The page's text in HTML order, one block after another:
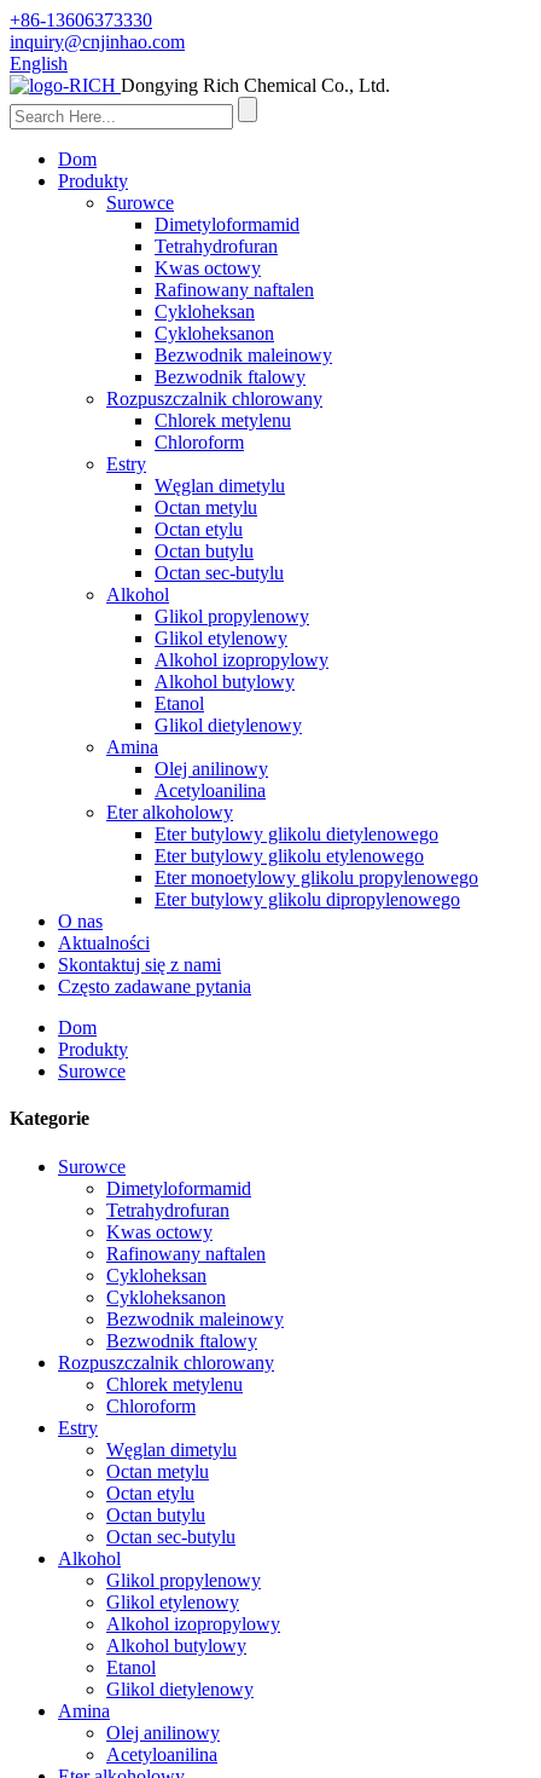
+86-13606373330
inquiry@cnjinhao.com
English
Dongying Rich Chemical Co., Ltd.
Dom
Produkty
Surowce
Dimetyloformamid
Tetrahydrofuran
Kwas octowy
Rafinowany naftalen
Cykloheksan
Cykloheksanon
Bezwodnik maleinowy
Bezwodnik ftalowy
Rozpuszczalnik chlorowany
Chlorek metylenu
Chloroform
Estry
Węglan dimetylu
Octan metylu
Octan etylu
Octan butylu
Octan sec-butylu
Alkohol
Glikol propylenowy
Glikol etylenowy
Alkohol izopropylowy
Alkohol butylowy
Etanol
Glikol dietylenowy
Amina
Olej anilinowy
Acetyloanilina
Eter alkoholowy
Eter butylowy glikolu dietylenowego
Eter butylowy glikolu etylenowego
Eter monoetylowy glikolu propylenowego
Eter butylowy glikolu dipropylenowego
O nas
Aktualności
Skontaktuj się z nami
Często zadawane pytania
Dom
Produkty
Surowce
Kategorie
Surowce
Dimetyloformamid
Tetrahydrofuran
Kwas octowy
Rafinowany naftalen
Cykloheksan
Cykloheksanon
Bezwodnik maleinowy
Bezwodnik ftalowy
Rozpuszczalnik chlorowany
Chlorek metylenu
Chloroform
Estry
Węglan dimetylu
Octan metylu
Octan etylu
Octan butylu
Octan sec-butylu
Alkohol
Glikol propylenowy
Glikol etylenowy
Alkohol izopropylowy
Alkohol butylowy
Etanol
Glikol dietylenowy
Amina
Olej anilinowy
Acetyloanilina